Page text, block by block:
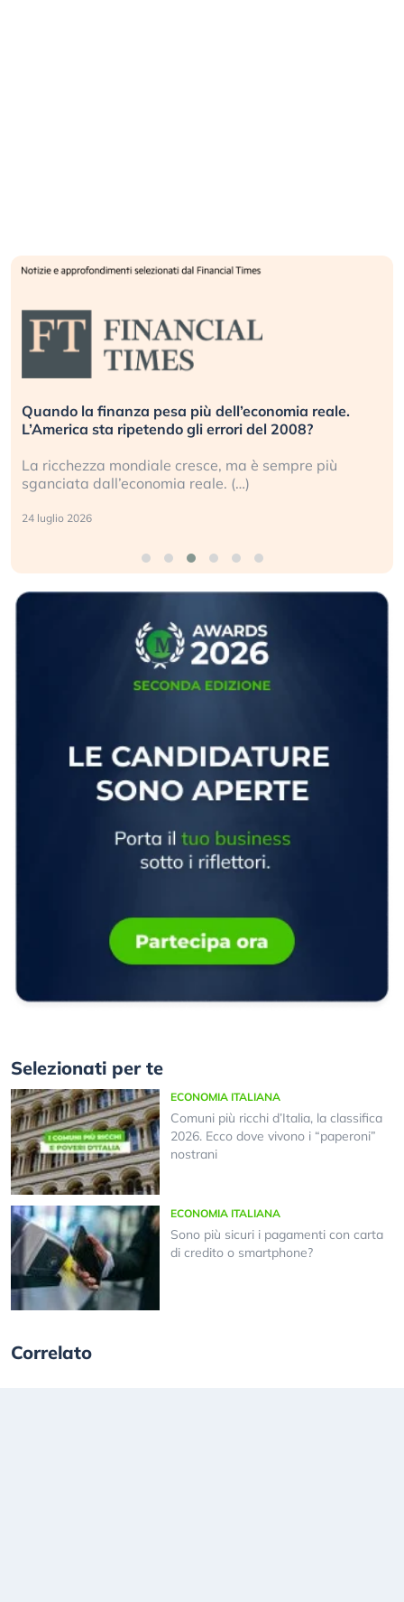
Quando la finanza pesa più dell’economia reale.
L’America sta ripetendo gli errori del 2008?
La ricchezza mondiale cresce, ma è sempre più
sganciata dall’economia reale. (…)
24 luglio 2026
Selezionati per te
ECONOMIA ITALIANA
Comuni più ricchi d’Italia, la classifica
2026. Ecco dove vivono i “paperoni”
nostrani
ECONOMIA ITALIANA
Sono più sicuri i pagamenti con carta
di credito o smartphone?
Correlato